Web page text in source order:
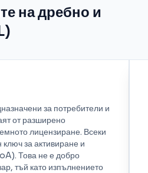
на дребно и
за потребители и
от разширено
лицензиране. Всеки
за активиране и
Това не е добро
тъй като изпълнението